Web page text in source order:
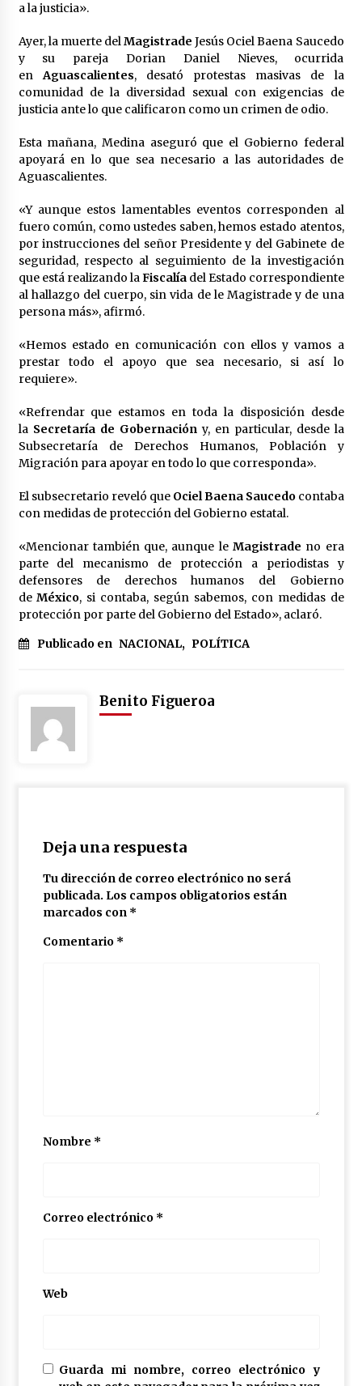
a la justicia».
Ayer, la muerte delMagistrade Jesús Ociel Baena Saucedo
y su pareja Dorian Daniel Nieves, ocurrida
enAguascalientes, desató protestas masivas de la
comunidad de la diversidad sexual con exigencias de
justicia ante lo que calificaron como un crimen de odio.
Esta mañana, Medina aseguró que el Gobierno federal
apoyará en lo que sea necesario a las autoridades de
Aguascalientes.
«Y aunque estos lamentables eventos corresponden al
fuero común, como ustedes saben, hemos estado atentos,
por instrucciones del señor Presidente y del Gabinete de
seguridad, respecto al seguimiento de la investigación
que está realizando laFiscalíadel Estado correspondiente
al hallazgo del cuerpo, sin vida de le Magistrade y de una
persona más», afirmó.
«Hemos estado en comunicación con ellos y vamos a
prestar todo el apoyo que sea necesario, si así lo
requiere».
«Refrendar que estamos en toda la disposición desde
la Secretaría de Gobernacióny, en particular, desde la
Subsecretaría de Derechos Humanos, Población y
Migración para apoyar en todo lo que corresponda».
El subsecretario reveló que Ociel Baena Saucedocontaba
con medidas de protección del Gobierno estatal.
«Mencionar también que, aunque le Magistrade no era
parte del mecanismo de protección a periodistas y
defensores de derechos humanos del Gobierno
deMéxico, si contaba, según sabemos, con medidas de
protección por parte del Gobierno del Estado», aclaró.
Publicado en NACIONAL, POLÍTICA
Benito Figueroa
Deja una respuesta
Tu dirección de correo electrónico no será
publicada. Los campos obligatorios están
marcados con *
Comentario *
Nombre *
Correo electrónico *
Web
Guarda mi nombre, correo electrónico y